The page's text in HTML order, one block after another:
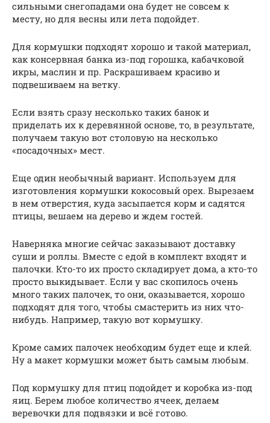
сильными снегопадами она будет не совсем к
месту, но для весны или лета подойдет.
Для кормушки подходят хорошо и такой материал,
как консервная банка из-под горошка, кабачковой
икры, маслин и пр. Раскрашиваем красиво и
подвешиваем на ветку.
Если взять сразу несколько таких банок и
приделать их к деревянной основе, то, в результате,
получаем такую вот столовую на несколько
«посадочных» мест.
Еще один необычный вариант. Используем для
изготовления кормушки кокосовый орех. Вырезаем
в нем отверстия, куда засыпается корм и садятся
птицы, вешаем на дерево и ждем гостей.
Наверняка многие сейчас заказывают доставку
суши и роллы. Вместе с едой в комплект входят и
палочки. Кто-то их просто складирует дома, а кто-то
просто выкидывает. Если у вас скопилось очень
много таких палочек, то они, оказывается, хорошо
подходят для того, чтобы смастерить из них что-
нибудь. Например, такую вот кормушку.
Кроме самих палочек необходим будет еще и клей.
Ну а макет кормушки может быть самым любым.
Под кормушку для птиц подойдет и коробка из-под
яиц. Берем любое количество ячеек, делаем
веревочки для подвязки и всё готово.